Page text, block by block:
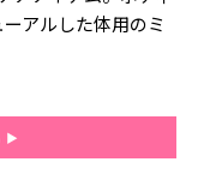
アルした体用のミ